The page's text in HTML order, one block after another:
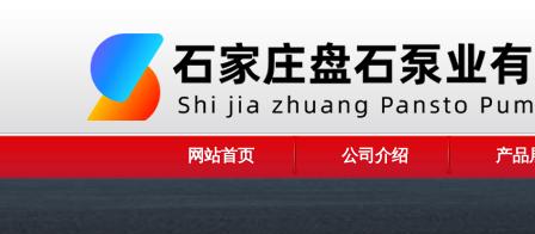
网站首页 公司介绍 产品